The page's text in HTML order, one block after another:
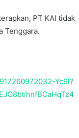
PT KAI tidak
Tenggara.
Yc9I?